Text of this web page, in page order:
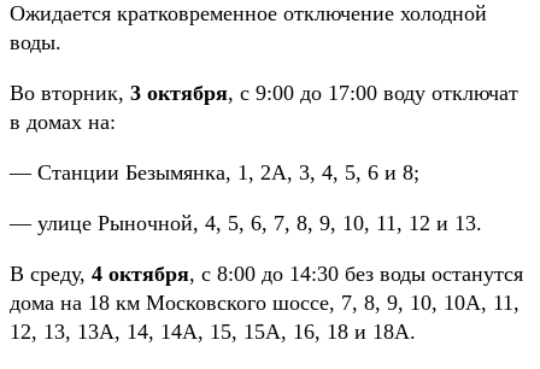
Ожидается кратковременное отключение холодной
воды.
Во вторник, 3 октября, с 9:00 до 17:00 воду отключат
в домах на:
— Станции Безымянка, 1, 2А, 3, 4, 5, 6 и 8;
— улице Рыночной, 4, 5, 6, 7, 8, 9, 10, 11, 12 и 13.
В среду, 4 октября, с 8:00 до 14:30 без воды останутся
дома на 18 км Московского шоссе, 7, 8, 9, 10, 10А, 11,
12, 13, 13А, 14, 14А, 15, 15А, 16, 18 и 18А.